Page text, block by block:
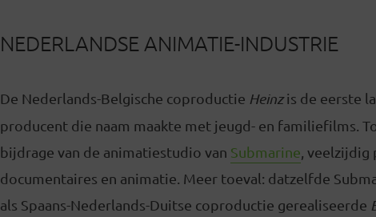
NEDERLANDSE ANIMATIE-INDUSTRIE
De Nederlands-Belgische coproductie Heinzis de eerste
producent die naam maakte met jeugd- en familiefilms.
bijdrage van de animatiestudio van Submarine, veelzijdig
documentaires en animatie. Meer toeval: datzelfde
als Spaans-Nederlands-Duitse coproductie gerealiseerde